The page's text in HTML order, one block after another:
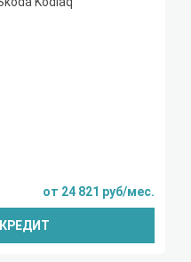
от 24 821 руб/мес.